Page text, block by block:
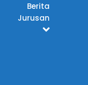
Berita
Jurusan